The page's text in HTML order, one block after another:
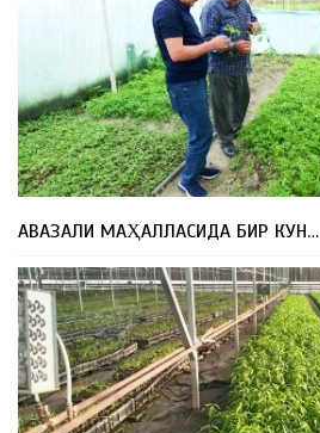
АВАЗАЛИ МАҲАЛЛАСИДА БИР КУН…